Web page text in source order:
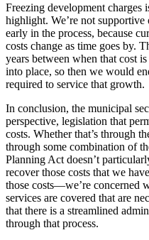
Freezing development charges
highlight. We’re not
early in the process, because
costs change as time goes by.
years between when that cost
into place, so then we would
required to service that growth.
In conclusion, the municipal
perspective, legislation that
costs. Whether that’s through
through some combination of
Planning Act doesn’t
recover those costs that we
those costs—we’re concerned
services are covered that are
that there is a streamlined
through that process.